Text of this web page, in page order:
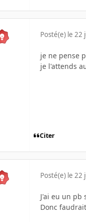
Posté(e) le 22
je ne pense
je l'attends
Citer
Posté(e) le 22
J'ai eu un pb
Donc